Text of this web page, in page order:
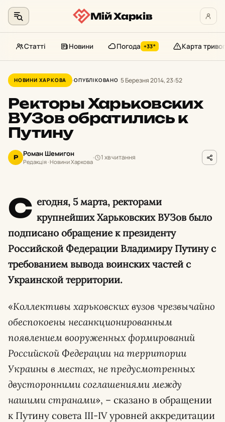
до
контенту
Мій Харків
Статті Новини Погода +33° Карта тривог
НОВИНИ ХАРКОВА ОПУБЛІКОВАНО 5 Березня 2014, 23:52
Ректоры Харьковских
ВУЗов обратились к
Путину
Р Роман Шемигон
Редакція · Новини Харкова
1 хв читання
С егодня, 5 марта, ректорами
крупнейших Харьковских ВУЗов было
подписано обращение к президенту
Российской Федерации Владимиру Путину с
требованием вывода воинских частей с
Украинской территории.
«Коллективы харьковских вузов чрезвычайно
обеспокоены несанкционированным
появлением вооруженных формирований
Российской Федерации на территории
Украины в местах, не предусмотренных
двусторонними соглашениями между
нашими странами», – сказано в обращении
к Путину совета III-IV уровней аккредитации